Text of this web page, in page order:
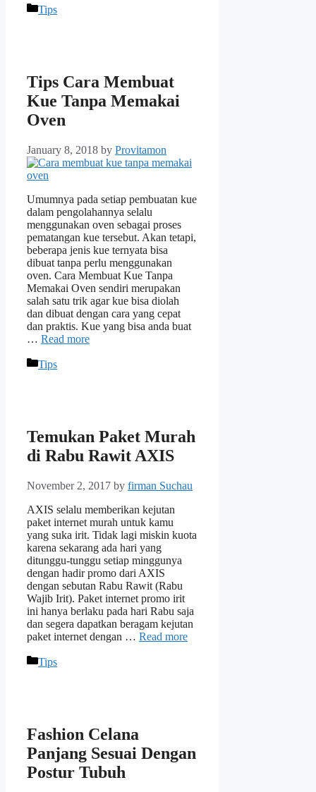
Categories
Tips
Tips Cara Membuat
Kue Tanpa Memakai
Oven
January 8, 2018 by Provitamon
Umumnya pada setiap pembuatan kue
dalam pengolahannya selalu
menggunakan oven sebagai proses
pematangan kue tersebut. Akan tetapi,
beberapa jenis kue ternyata bisa
dibuat tanpa perlu menggunakan
oven. Cara Membuat Kue Tanpa
Memakai Oven sendiri merupakan
salah satu trik agar kue bisa diolah
dan dibuat dengan cara yang cepat
dan praktis. Kue yang bisa anda buat
… Read more
Categories
Tips
Temukan Paket Murah
di Rabu Rawit AXIS
November 2, 2017 by firman Suchau
AXIS selalu memberikan kejutan
paket internet murah untuk kamu
yang suka irit. Tidak lagi miskin kuota
karena sekarang ada hari yang
ditunggu-tunggu setiap minggunya
dengan hadir promo dari AXIS
dengan sebutan Rabu Rawit (Rabu
Wajib Irit). Paket internet promo irit
ini hanya berlaku pada hari Rabu saja
dan segera dapatkan beragam kejutan
paket internet dengan … Read more
Categories
Tips
Fashion Celana
Panjang Sesuai Dengan
Postur Tubuh